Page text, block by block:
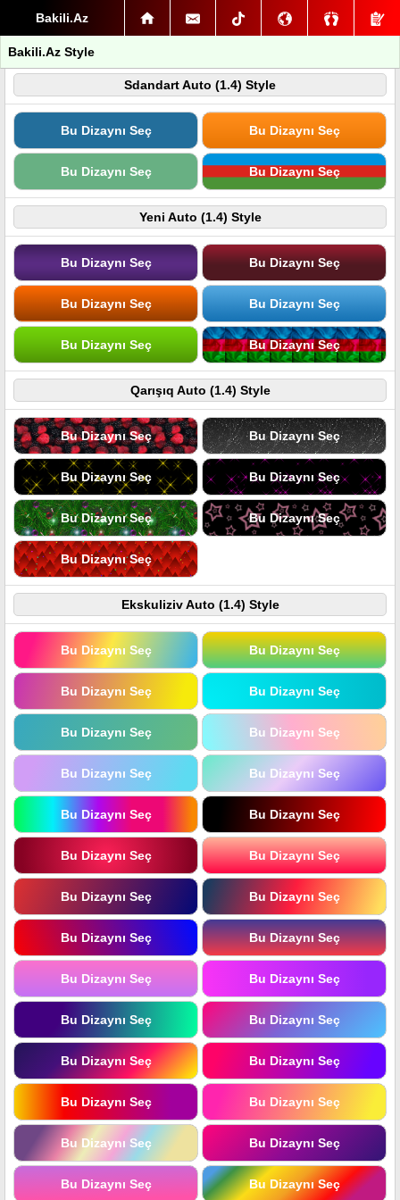
Bakili.Az
Bakili.Az Style
Sdandart Auto (1.4) Style
Bu Dizaynı Seç Bu Dizaynı Seç
Bu Dizaynı Seç Bu Dizaynı Seç
Yeni Auto (1.4) Style
Bu Dizaynı Seç Bu Dizaynı Seç
Bu Dizaynı Seç Bu Dizaynı Seç
Bu Dizaynı Seç Bu Dizaynı Seç
Qarışıq Auto (1.4) Style
Bu Dizaynı Seç Bu Dizaynı Seç
Bu Dizaynı Seç Bu Dizaynı Seç
Bu Dizaynı Seç Bu Dizaynı Seç
Bu Dizaynı Seç
Ekskuliziv Auto (1.4) Style
Bu Dizaynı Seç Bu Dizaynı Seç
Bu Dizaynı Seç Bu Dizaynı Seç
Bu Dizaynı Seç Bu Dizaynı Seç
Bu Dizaynı Seç Bu Dizaynı Seç
Bu Dizaynı Seç Bu Dizaynı Seç
Bu Dizaynı Seç Bu Dizaynı Seç
Bu Dizaynı Seç Bu Dizaynı Seç
Bu Dizaynı Seç Bu Dizaynı Seç
Bu Dizaynı Seç Bu Dizaynı Seç
Bu Dizaynı Seç Bu Dizaynı Seç
Bu Dizaynı Seç Bu Dizaynı Seç
Bu Dizaynı Seç Bu Dizaynı Seç
Bu Dizaynı Seç Bu Dizaynı Seç
Bu Dizaynı Seç Bu Dizaynı Seç